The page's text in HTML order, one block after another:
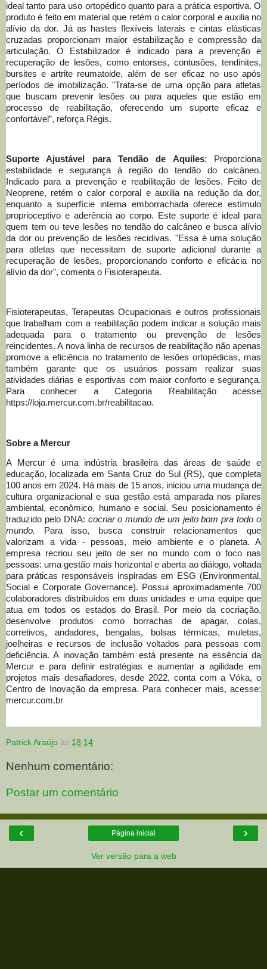
ideal tanto para uso ortopédico quanto para a prática esportiva. O
produto é feito em material que retém o calor corporal e auxilia no
alívio da dor. Já as hastes flexíveis laterais e cintas elásticas
cruzadas proporcionam maior estabilização e compressão da
articulação. O Estabilizador é indicado para a prevenção e
recuperação de lesões, como entorses, contusões, tendinites,
bursites e artrite reumatoide, além de ser eficaz no uso após
períodos de imobilização. "Trata-se de uma opção para atletas
que buscam prevenir lesões ou para aqueles que estão em
processo de reabilitação, oferecendo um suporte eficaz e
confortável”, reforça Régis.
Suporte Ajustável para Tendão de Aquiles: Proporciona
estabilidade e segurança à região do tendão do calcâneo.
Indicado para a prevenção e reabilitação de lesões. Feito de
Neoprene, retém o calor corporal e auxilia na redução da dor,
enquanto a superfície interna emborrachada oferece estímulo
proprioceptivo e aderência ao corpo. Este suporte é ideal para
quem tem ou teve lesões no tendão do calcâneo e busca alívio
da dor ou prevenção de lesões recidivas. "Essa é uma solução
para atletas que necessitam de suporte adicional durante a
recuperação de lesões, proporcionando conforto e eficácia no
alívio da dor", comenta o Fisioterapeuta.
Fisioterapeutas, Terapeutas Ocupacionais e outros profissionais
que trabalham com a reabilitação podem indicar a solução mais
adequada para o tratamento ou prevenção de lesões
reincidentes. A nova linha de recursos de reabilitação não apenas
promove a eficiência no tratamento de lesões ortopédicas, mas
também garante que os usuários possam realizar suas
atividades diárias e esportivas com maior conforto e segurança.
Para conhecer a Categoria Reabilitação acesse
https://loja.mercur.com.br/reabilitacao.
Sobre a Mercur
A Mercur é uma indústria brasileira das áreas de saúde e
educação, localizada em Santa Cruz do Sul (RS), que completa
100 anos em 2024. Há mais de 15 anos, iniciou uma mudança de
cultura organizacional e sua gestão está amparada nos pilares
ambiental, econômico, humano e social. Seu posicionamento é
traduzido pelo DNA: cocriar o mundo de um jeito bom pra todo o
mundo.
Para isso, busca construir relacionamentos que
valorizam a vida - pessoas, meio ambiente e o planeta. A
empresa recriou seu jeito de ser no mundo com o foco nas
pessoas: uma gestão mais horizontal e aberta ao diálogo, voltada
para práticas responsáveis inspiradas em ESG (Environmental,
Social e Corporate Governance). Possui aproximadamente 700
colaboradores distribuídos em duas unidades e uma equipe que
atua em todos os estados do Brasil. Por meio da cocriação,
desenvolve produtos como borrachas de apagar, colas,
corretivos, andadores, bengalas, bolsas térmicas, muletas,
joelheiras e recursos de inclusão voltados para pessoas com
deficiência. A inovação também está presente na essência da
Mercur e para definir estratégias e aumentar a agilidade em
projetos mais desafiadores, desde 2022, conta com a Vóka, o
Centro de Inovação da empresa. Para conhecer mais, acesse:
mercur.com.br
Patrick Araújo às 18:14
Nenhum comentário:
Postar um comentário
‹ ›
Página inicial
Ver versão para a web